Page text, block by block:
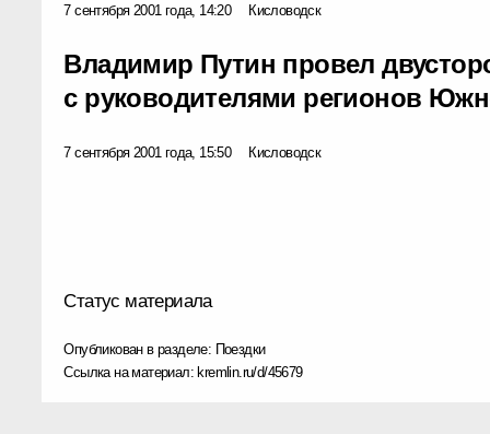
7 сентября 2001 года, 14:20 Кисловодск
Владимир Путин провел
с руководителями регионов
7 сентября 2001 года, 15:50 Кисловодск
Статус материала
Опубликован в разделе: Поездки
Ссылка на материал: kremlin.ru/d/45679